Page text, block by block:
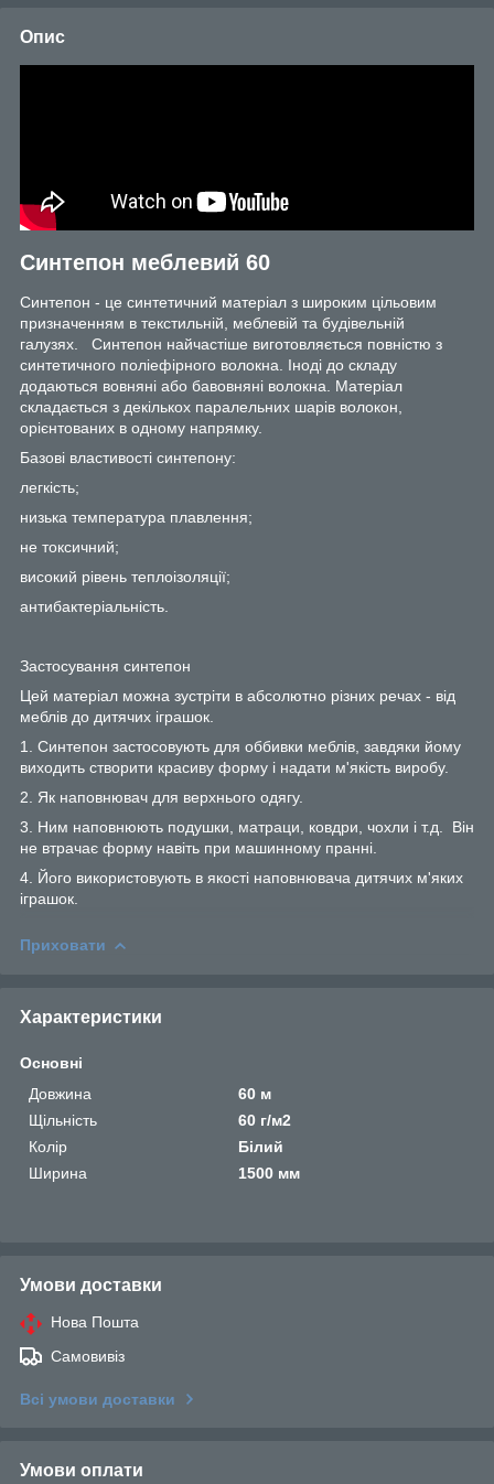
Опис
Синтепон меблевий 60
Синтепон - це синтетичний матеріал з широким цільовим
призначенням в текстильній, меблевій та будівельній
галузях. Синтепон найчастіше виготовляється повністю з
синтетичного поліефірного волокна. Іноді до складу
додаються вовняні або бавовняні волокна. Матеріал
складається з декількох паралельних шарів волокон,
орієнтованих в одному напрямку.
Базові властивості синтепону:
легкість;
низька температура плавлення;
не токсичний;
високий рівень теплоізоляції;
антибактеріальність.
Застосування синтепон
Цей матеріал можна зустріти в абсолютно різних речах - від
меблів до дитячих іграшок.
1. Синтепон застосовують для оббивки меблів, завдяки йому
виходить створити красиву форму і надати м'якість виробу.
2. Як наповнювач для верхнього одягу.
3. Ним наповнюють подушки, матраци, ковдри, чохли і т.д. Він
не втрачає форму навіть при машинному пранні.
4. Його використовують в якості наповнювача дитячих м'яких
іграшок.
Приховати
Характеристики
Основні
Довжина
60 м
Щільність
60 г/м2
Колір
Білий
Ширина
1500 мм
Умови доставки
Нова Пошта
Самовивіз
Всі умови доставки
Умови оплати